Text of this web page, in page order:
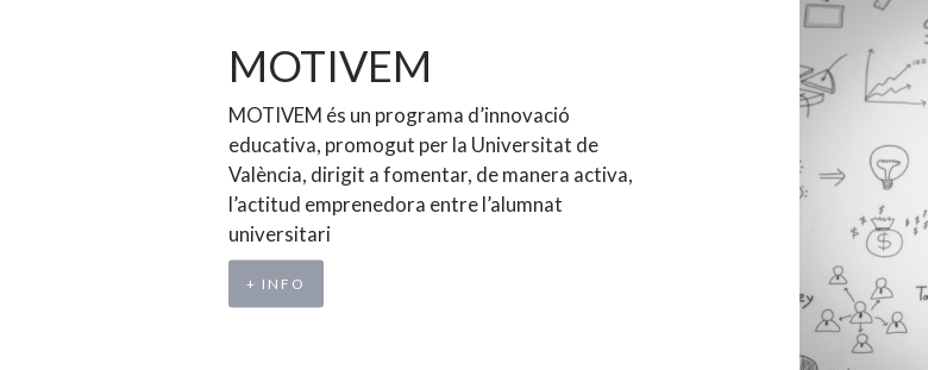
MOTIVEM
MOTIVEM és un programa d’innovació
educativa, promogut per la Universitat de
València, dirigit a fomentar, de manera activa,
l’actitud emprenedora entre l’alumnat
universitari
+ INFO